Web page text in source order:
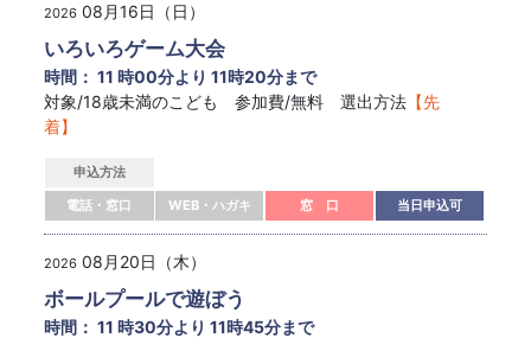
2026 08月16日（日）
いろいろゲーム大会
時間： 11 時00分より 11時20分まで
対象/18歳未満のこども 参加費/無料 選出方法 【先
着】
申込方法
電話・窓口
WEB・ハガキ 窓 口 当日申込可
2026 08月20日（木）
ボールプールで遊ぼう
時間： 11 時30分より 11時45分まで